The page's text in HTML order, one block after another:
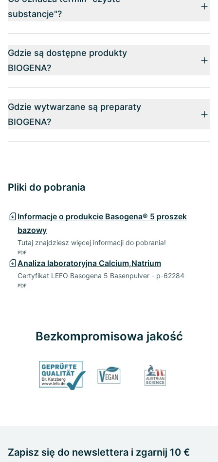
substancje"?
Gdzie są dostępne produkty
BIOGENA?
Gdzie wytwarzane są preparaty
BIOGENA?
Pliki do pobrania
Informacje o produkcie Basogena® 5 proszek
bazowy
Tutaj znajdziesz więcej informacji do pobrania!
PDF
Analiza laboratoryjna Calcium,Natrium
Certyfikat LEFO Basogena 5 Basenpulver - p-62284
PDF
Bezkompromisowa jakość
Zapisz się do newslettera i zgarnij 10 €